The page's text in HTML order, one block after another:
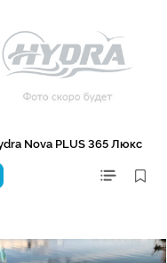
Nova PLUS 365 Люкс